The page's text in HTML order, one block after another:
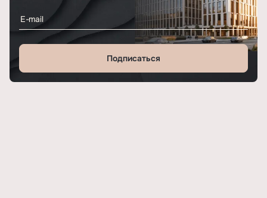
Подписаться